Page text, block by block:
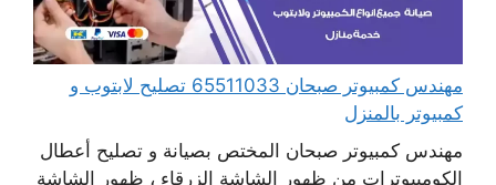
مهندس كمبيوتر صبحان 65511033 تصليح لابتوب و
كمبيوتر بالمنزل
مهندس كمبيوتر صبحان المختص بصيانة و تصليح أعطال
الكومبيوترات من ظهور الشاشة الزرقاء ، ظهور الشاشة